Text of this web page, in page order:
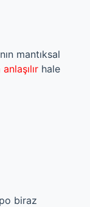
mantıksal
hale
biraz